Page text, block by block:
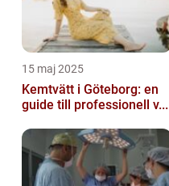
15 maj 2025
Kemtvätt i Göteborg: en
guide till professionell v...